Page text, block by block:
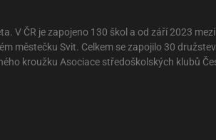
V ČR je zapojeno 130 škol a od září 2023
městečku Svit. Celkem se zapojilo 30
kroužku Asociace středoškolských klubů